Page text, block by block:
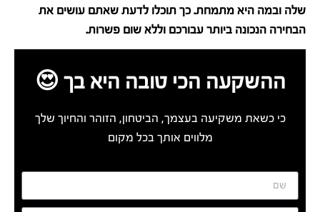
שלה ובמה היא מתמחת. כך תוכלו לדעת שאתם עושים את
הבחירה הנכונה ביותר עבורכם וללא שום פשרות.
ההשקעה הכי טובה היא בך 😍
כי כשאת משקיעה בעצמך, הביטחון, הזוהר והחיוך שלך
מלווים אותך בכל מקום